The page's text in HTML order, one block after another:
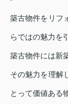
築古物件をリフ
らではの魅力を
築古物件には新
その魅力を理解
とって価値ある